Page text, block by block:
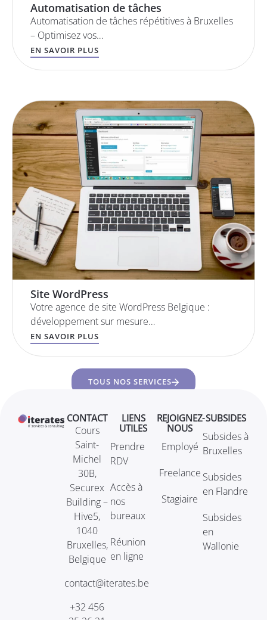
Automatisation de tâches
Automatisation de tâches répétitives à Bruxelles
– Optimisez vos…
EN SAVOIR PLUS
Site WordPress
Votre agence de site WordPress Belgique :
développement sur mesure…
EN SAVOIR PLUS
TOUS NOS SERVICES
CONTACT
Cours
Saint-
Michel
30B,
Securex
Building –
Hive5,
1040
Bruxelles,
Belgique
contact@iterates.be
+32 456
LIENS
UTILES
Prendre
RDV
Accès à
nos
bureaux
Réunion
en ligne
REJOIGNEZ-
NOUS
Employé
Freelance
Stagiaire
SUBSIDES
Subsides à
Bruxelles
Subsides
en Flandre
Subsides
en
Wallonie